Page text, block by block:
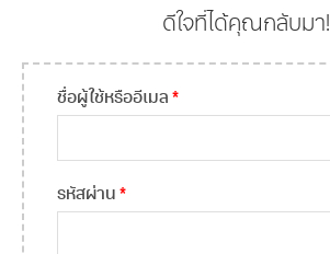
ดีใจที่ได้คุณกลับมา!
ชื่อผู้ใช้หรืออีเมล *
รหัสผ่าน *